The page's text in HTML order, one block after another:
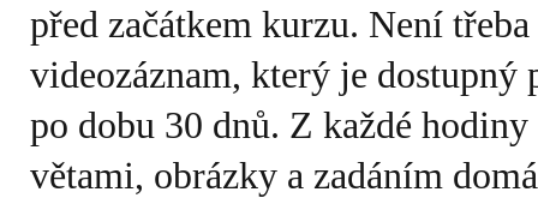
před začátkem kurzu. Není
videozáznam, který je dostupný
po dobu 30 dnů. Z každé
větami, obrázky a zadáním